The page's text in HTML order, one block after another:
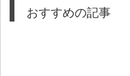
おすすめの記事